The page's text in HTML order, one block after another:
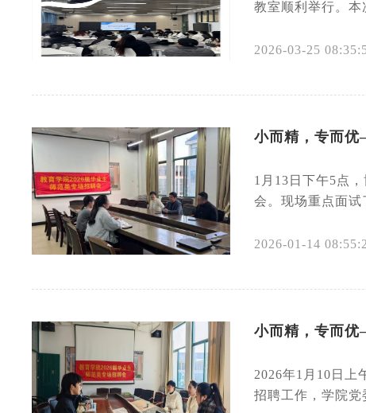
教室顺利举行。
2026-03-25
小而精，专而
1月13日下午5点
会。现场重点面
2026-01-14
小而精，专而
2026年1月10日上
招聘工作，学院